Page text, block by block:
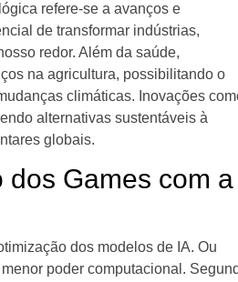
refere-se a avanços e
de transformar indústrias,
redor. Além da saúde,
na agricultura, possibilitando o
climáticas. Inovações
alternativas sustentáveis à
globais.
dos Games com a
dos modelos de IA. Ou
poder computacional.